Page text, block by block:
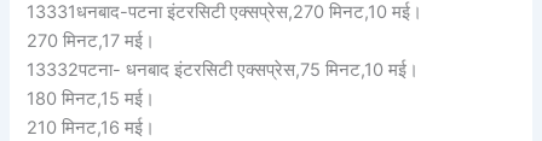
13331धनबाद-पटना इंटरसिटी एक्सप्रेस,270 मिनट,10 मई।
270 मिनट,17 मई।
13332पटना- धनबाद इंटरसिटी एक्सप्रेस,75 मिनट,10 मई।
180 मिनट,15 मई।
210 मिनट,16 मई।